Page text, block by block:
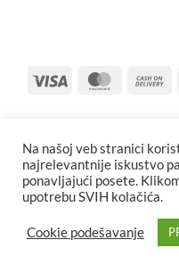
Visa MasterCard
Na našoj veb stranici
najrelevantnije iskustvo
ponavljajući posete.
upotrebu SVIH kolačića.
Cookie podešavanje